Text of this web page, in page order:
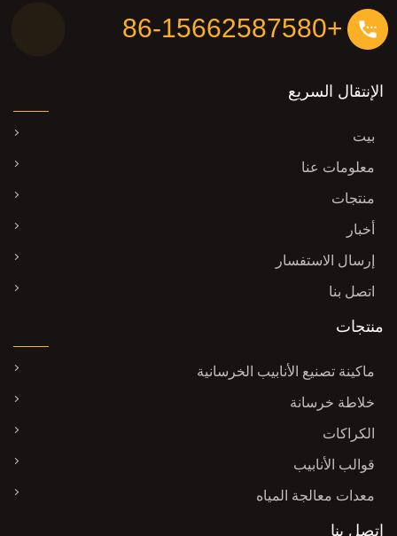
+86-15662587580
الإنتقال السريع
بيت
معلومات عنا
منتجات
أخبار
إرسال الاستفسار
اتصل بنا
منتجات
ماكينة تصنيع الأنابيب الخرسانية
خلاطة خرسانة
الكراكات
قوالب الأنابيب
معدات معالجة المياه
اتصل بنا